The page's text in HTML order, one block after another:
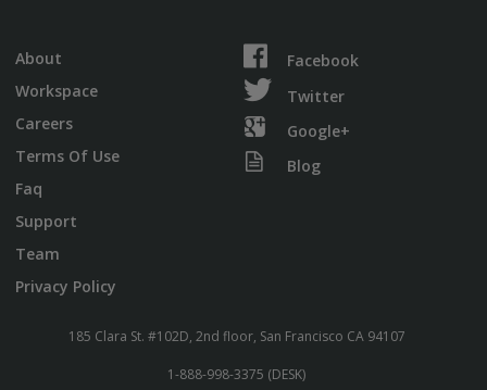
About
Workspace
Careers
Terms Of Use
Faq
Support
Team
Privacy Policy
Facebook
Twitter
Google+
Blog
185 Clara St. #102D, 2nd floor, San Francisco CA 94107
1-888-998-3375 (DESK)